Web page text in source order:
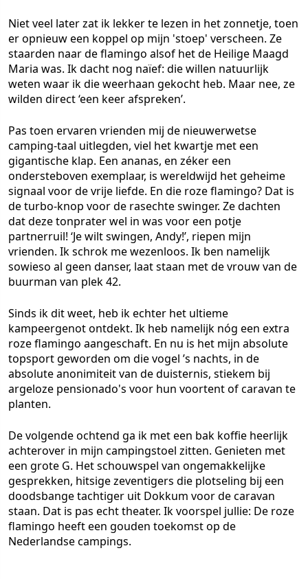
Niet veel later zat ik lekker te lezen in het zonnetje, toen
er opnieuw een koppel op mijn 'stoep' verscheen. Ze
staarden naar de flamingo alsof het de Heilige Maagd
Maria was. Ik dacht nog naïef: die willen natuurlijk
weten waar ik die weerhaan gekocht heb. Maar nee, ze
wilden direct ‘een keer afspreken’.
Pas toen ervaren vrienden mij de nieuwerwetse
camping-taal uitlegden, viel het kwartje met een
gigantische klap. Een ananas, en zéker een
ondersteboven exemplaar, is wereldwijd het geheime
signaal voor de vrije liefde. En die roze flamingo? Dat is
de turbo-knop voor de rasechte swinger. Ze dachten
dat deze tonprater wel in was voor een potje
partnerruil! ‘Je wilt swingen, Andy!’, riepen mijn
vrienden. Ik schrok me wezenloos. Ik ben namelijk
sowieso al geen danser, laat staan met de vrouw van de
buurman van plek 42.
Sinds ik dit weet, heb ik echter het ultieme
kampeergenot ontdekt. Ik heb namelijk nóg een extra
roze flamingo aangeschaft. En nu is het mijn absolute
topsport geworden om die vogel ’s nachts, in de
absolute anonimiteit van de duisternis, stiekem bij
argeloze pensionado's voor hun voortent of caravan te
planten.
De volgende ochtend ga ik met een bak koffie heerlijk
achterover in mijn campingstoel zitten. Genieten met
een grote G. Het schouwspel van ongemakkelijke
gesprekken, hitsige zeventigers die plotseling bij een
doodsbange tachtiger uit Dokkum voor de caravan
staan. Dat is pas echt theater. Ik voorspel jullie: De roze
flamingo heeft een gouden toekomst op de
Nederlandse campings.